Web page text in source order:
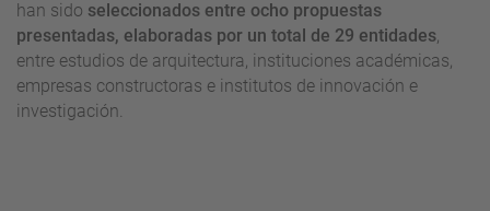
han sido seleccionados entre ocho propuestas
presentadas, elaboradas por un total de 29 entidades,
entre estudios de arquitectura, instituciones académicas,
empresas constructoras e institutos de innovación e
investigación.